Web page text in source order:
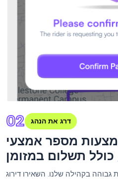
02 דרג את הנהג
מספר אמצעי
תשלום במזומן
גבוהה בקהילה שלנו. השאירו דירוג